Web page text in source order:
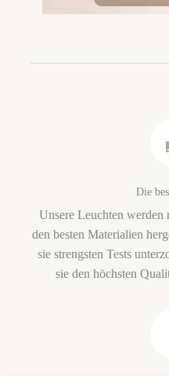
Die
Unsere Leuchten
den besten Materialien
sie strengsten Tests
sie den höchsten